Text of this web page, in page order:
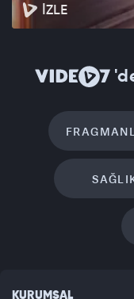
İZLE
KURUMSAL